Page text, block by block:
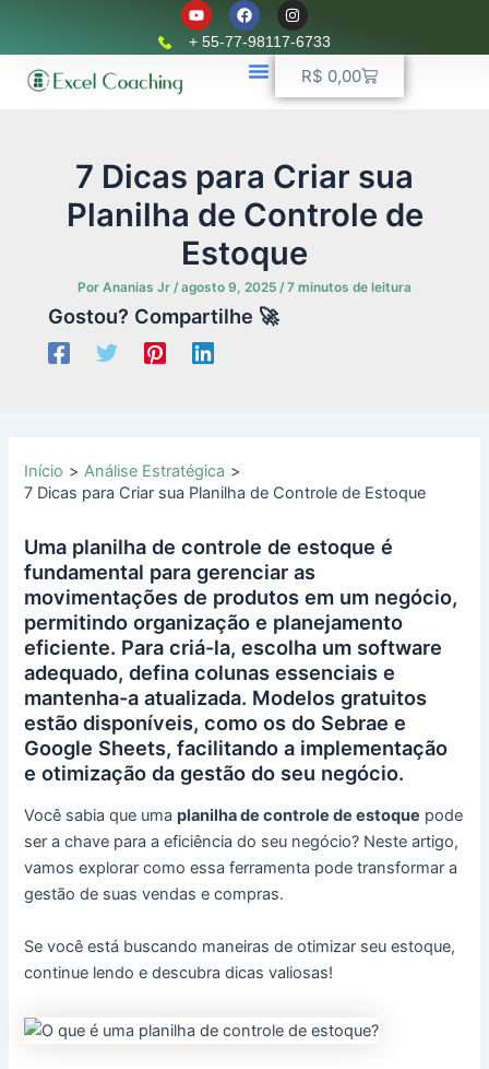
conteúdo
Y
o
u
t
F
a
c
e
b
o
I
n
s
t
r
+ 55-77-98117-6733
R$ 0,00Carrinho
7 Dicas para Criar sua
Planilha de Controle de
Estoque
Por Ananias Jr /agosto 9, 2025 /7 minutos de leitura
Gostou? Compartilhe 🚀
Início
Análise Estratégica
7 Dicas para Criar sua Planilha de Controle de Estoque
Uma planilha de controle de estoque é
fundamental para gerenciar as
movimentações de produtos em um negócio,
permitindo organização e planejamento
eficiente. Para criá-la, escolha um software
adequado, defina colunas essenciais e
mantenha-a atualizada. Modelos gratuitos
estão disponíveis, como os do Sebrae e
Google Sheets, facilitando a implementação
e otimização da gestão do seu negócio.
Você sabia que umaplanilha de controle de estoque pode
ser a chave para a eficiência do seu negócio? Neste artigo,
vamos explorar como essa ferramenta pode transformar a
gestão de suas vendas e compras.
Se você está buscando maneiras de otimizar seu estoque,
continue lendo e descubra dicas valiosas!